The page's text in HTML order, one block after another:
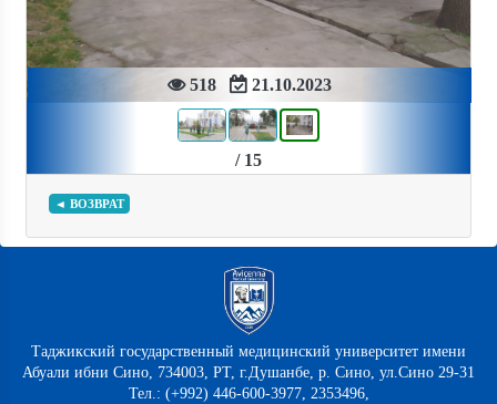
518 21.10.2023
/ 15
◄ ВОЗВРАТ
Таджикский государственный медицинский университет имени
Абуали ибни Сино, 734003, РТ, г.Душанбе, р. Сино, ул.Сино 29-31
Тел.: (+992) 446-600-3977, 2353496,